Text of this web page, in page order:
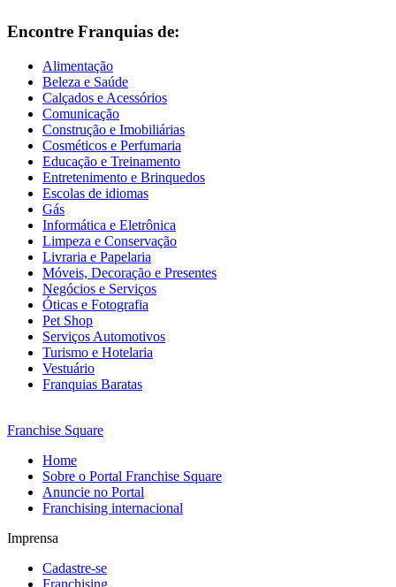
Encontre Franquias de:
Alimentação
Beleza e Saúde
Calçados e Acessórios
Comunicação
Construção e Imobiliárias
Cosméticos e Perfumaria
Educação e Treinamento
Entretenimento e Brinquedos
Escolas de idiomas
Gás
Informática e Eletrônica
Limpeza e Conservação
Livraria e Papelaria
Móveis, Decoração e Presentes
Negócios e Serviços
Óticas e Fotografia
Pet Shop
Serviços Automotivos
Turismo e Hotelaria
Vestuário
Franquias Baratas
Franchise Square
Home
Sobre o Portal Franchise Square
Anuncie no Portal
Franchising internacional
Imprensa
Cadastre-se
Franchising